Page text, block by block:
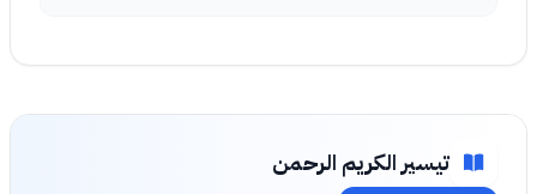
تيسير الكريم الرحمن